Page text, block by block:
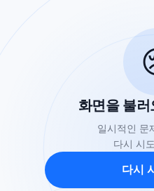
화면을 불
일시적인 문
다시 시
다시